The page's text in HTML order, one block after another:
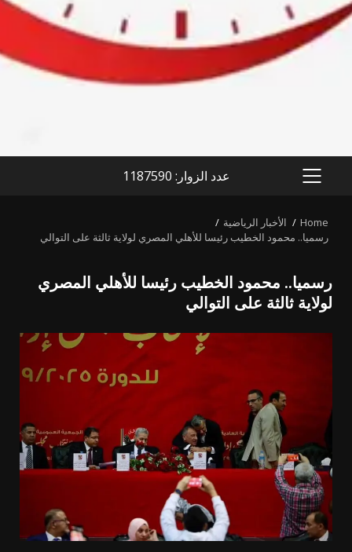
PRIMARY
عدد الزوار: 1187590
Home
الأخبار الرياضية
رسميا.. محمود الخطيب رئيسا للأهلي المصري لولاية ثالثة على التوالي
رسميا.. محمود الخطيب رئيسا للأهلي المصري
لولاية ثالثة على التوالي